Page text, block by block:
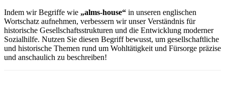
Indem wir Begriffe wie „alms-house“ in unseren englischen
Wortschatz aufnehmen, verbessern wir unser Verständnis für
historische Gesellschaftsstrukturen und die Entwicklung moderner
Sozialhilfe. Nutzen Sie diesen Begriff bewusst, um gesellschaftliche
und historische Themen rund um Wohltätigkeit und Fürsorge präzise
und anschaulich zu beschreiben!